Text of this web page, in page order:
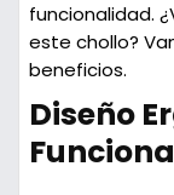
funcionalidad.
este chollo?
beneficios.
Diseño